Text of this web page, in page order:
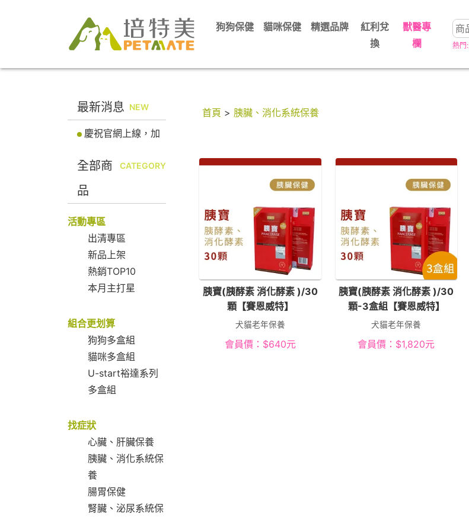
狗狗保健 貓咪保健 精選品牌
紅利兌
換
獸醫專
欄
熱門:
最新消息 NEW
慶祝官網上線，加
折價券! 馬上註冊會
員
全部商
品
CATEGORY
活動專區
出清專區
新品上架
熱銷TOP10
本月主打星
組合更划算
狗狗多盒組
貓咪多盒組
U-start裕達系列
多盒組
找症狀
心臟、肝臟保養
胰臟、消化系統保
養
腸胃保健
腎臟、泌尿系統保
首頁 > 胰臟、消化系統保養
胰寶(胰酵素 消化酵素 )/30
顆【賽恩威特】
犬貓老年保養
會員價： $640元
胰寶(胰酵素 消化酵素 )/30
顆-3盒組【賽恩威特】
犬貓老年保養
會員價： $1,820元